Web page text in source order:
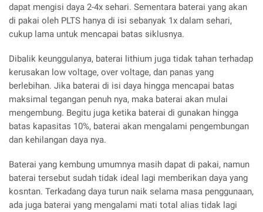
dapat mengisi daya 2-4x sehari. Sementara baterai yang akan
di pakai oleh PLTS hanya di isi sebanyak 1x dalam sehari,
cukup lama untuk mencapai batas siklusnya.
Dibalik keunggulanya, baterai lithium juga tidak tahan terhadap
kerusakan low voltage, over voltage, dan panas yang
berlebihan. Jika baterai di isi daya hingga mencapai batas
maksimal tegangan penuh nya, maka baterai akan mulai
mengembung. Begitu juga ketika baterai di gunakan hingga
batas kapasitas 10%, baterai akan mengalami pengembungan
dan kehilangan daya nya.
Baterai yang kembung umumnya masih dapat di pakai, namun
baterai tersebut sudah tidak ideal lagi memberikan daya yang
kosntan. Terkadang daya turun naik selama masa penggunaan,
ada juga baterai yang mengalami mati total alias tidak lagi